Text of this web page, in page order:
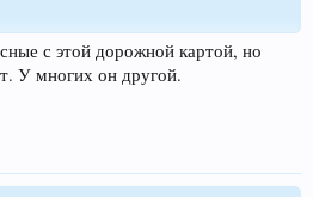
с этой дорожной картой, но
У многих он другой.